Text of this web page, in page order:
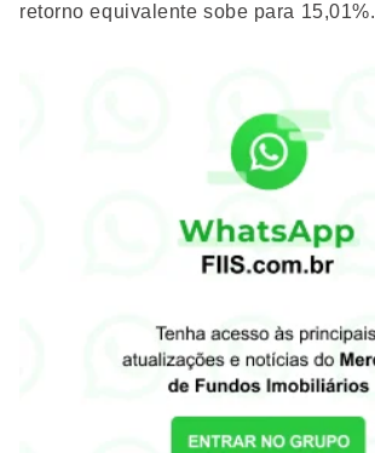
retorno equivalente sobe para 15,01%.